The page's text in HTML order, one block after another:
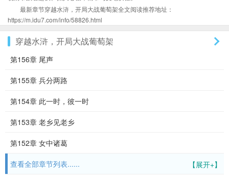
最新章节穿越水浒，开局大战葡萄架全文阅读推荐地址：
https://m.idu7.com/info/58826.html
穿越水浒，开局大战葡萄架
第156章 尾声
第155章 兵分两路
第154章 此一时，彼一时
第153章 老乡见老乡
第152章 女中诸葛
【展开+】
查看全部章节列表......